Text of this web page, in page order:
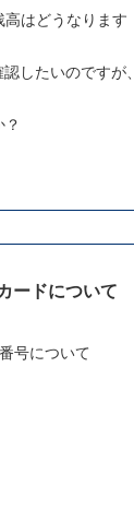
はどうなります
したいのですが、
ードについて
号について